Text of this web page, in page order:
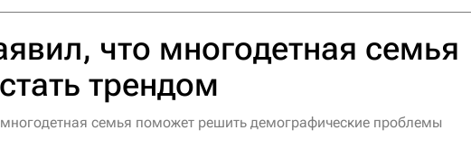
что многодетная семья
трендом
семья поможет решить демографические проблемы